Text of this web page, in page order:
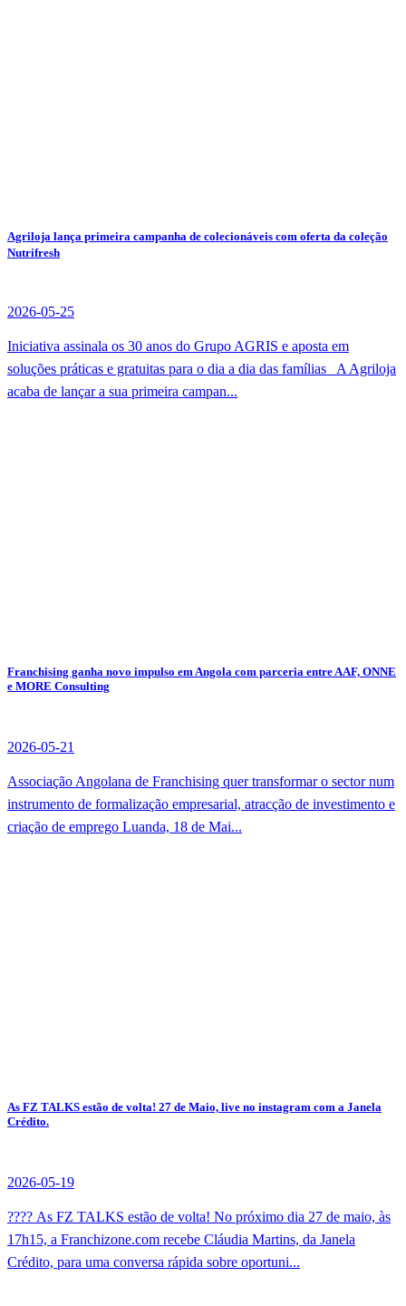
Agriloja lança primeira campanha de colecionáveis com oferta da coleção
Nutrifresh
2026-05-25
Iniciativa assinala os 30 anos do Grupo AGRIS e aposta em
soluções práticas e gratuitas para o dia a dia das famílias A Agriloja
acaba de lançar a sua primeira campan...
Franchising ganha novo impulso em Angola com parceria entre AAF, ONNE
e MORE Consulting
2026-05-21
Associação Angolana de Franchising quer transformar o sector num
instrumento de formalização empresarial, atracção de investimento e
criação de emprego Luanda, 18 de Mai...
As FZ TALKS estão de volta! 27 de Maio, live no instagram com a Janela
Crédito.
2026-05-19
???? As FZ TALKS estão de volta! No próximo dia 27 de maio, às
17h15, a Franchizone.com recebe Cláudia Martins, da Janela
Crédito, para uma conversa rápida sobre oportuni...